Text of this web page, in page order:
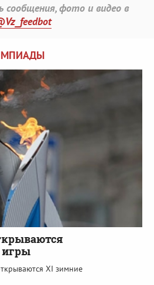
фото и видео в
игры
XI зимние